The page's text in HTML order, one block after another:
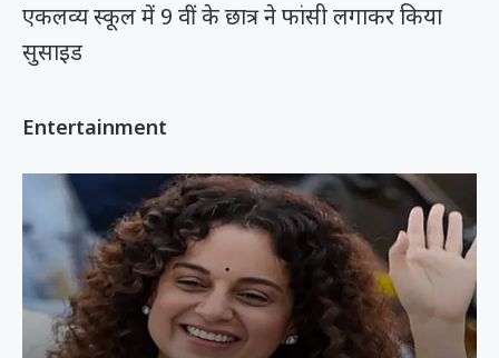
एकलव्य स्कूल में 9 वीं के छात्र ने फांसी लगाकर किया
सुसाइड
Entertainment